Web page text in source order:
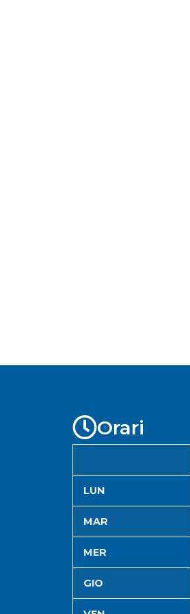
Orari
LUN
MAR
MER
GIO